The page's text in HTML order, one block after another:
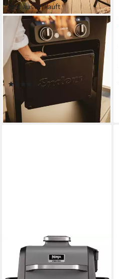
Fast ausverkauft
ENDERS®
Elektrogrill Enders Elektrogrill
eFlavour 2 Turbo
3000 W Leistung
32 kg
(10)
358,00 €
17,78 €
mtl. in 24 Raten
lieferbar - in 4-5 Werktagen bei dir